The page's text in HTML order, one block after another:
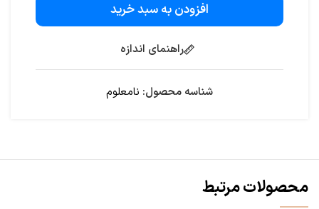
افزودن به سبد خرید
راهنمای اندازه
شناسه محصول: نامعلوم
محصولات مرتبط